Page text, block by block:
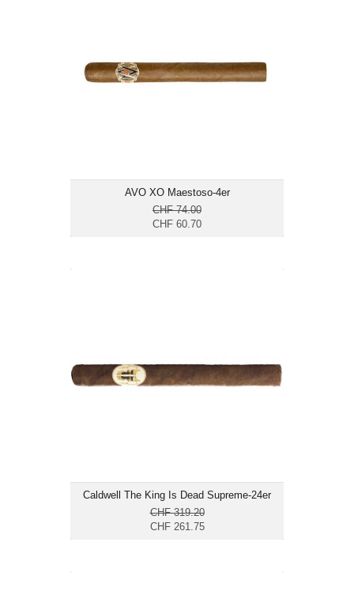
AVO XO Maestoso-4er
CHF 74.00
CHF 60.70
Länge: 19
Caldwell The King Is Dead Supreme-24er
CHF 319.20
CHF 261.75
Ringmass: 52
Länge: 17.8